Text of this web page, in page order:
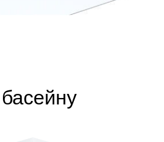
басейну